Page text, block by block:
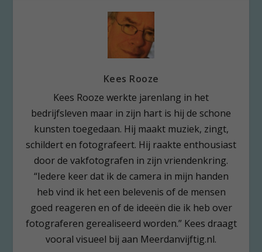
Kees Rooze
Kees Rooze werkte jarenlang in het
bedrijfsleven maar in zijn hart is hij de schone
kunsten toegedaan. Hij maakt muziek, zingt,
schildert en fotografeert. Hij raakte enthousiast
door de vakfotografen in zijn vriendenkring.
“Iedere keer dat ik de camera in mijn handen
heb vind ik het een belevenis of de mensen
goed reageren en of de ideeën die ik heb over
fotograferen gerealiseerd worden.” Kees draagt
vooral visueel bij aan Meerdanvijftig.nl.